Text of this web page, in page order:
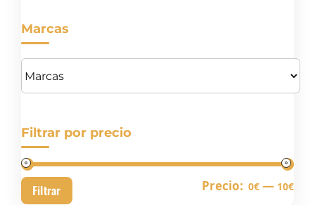
Marcas
Filtrar por precio
Filtrar Precio: 0€ — 10€